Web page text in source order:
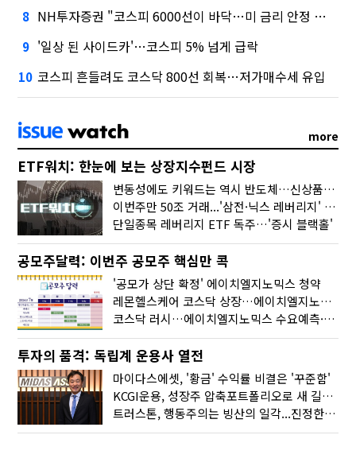
8 NH투자증권 "코스피 6000선이 바닥…미 금리 안정 후 추가 회복"
9 '일상 된 사이드카'…코스피 5% 넘게 급락
10 코스피 흔들려도 코스닥 800선 회복…저가매수세 유입
more
ETF워치: 한눈에 보는 상장지수펀드 시장
변동성에도 키워드는 역시 반도체…신상품은 우주·방산
이번주만 50조 거래...'삼전·닉스 레버리지' 수익률은 -30%
단일종목 레버리지 ETF 독주…'증시 블랙홀'
공모주달력: 이번주 공모주 핵심만 콕
'공모가 상단 확정' 에이치엘지노믹스 청약
레몬헬스케어 코스닥 상장…에이치엘지노믹스 수요예측
코스닥 러시…에이치엘지노믹스 수요예측·레메디 청약
투자의 품격: 독립계 운용사 열전
마이다스에셋, '황금' 수익률 비결은 '꾸준함'
KCGI운용, 성장주 압축포트폴리오로 새 길을 그리다
트러스톤, 행동주의는 빙산의 일각...진정한 힘은 '주식형 강자'